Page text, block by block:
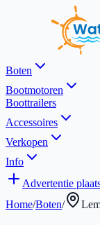
Boten
Bootmotoren
Boottrailers
Accessoires
Verkopen
Info
Advertentie
Home/Boten/